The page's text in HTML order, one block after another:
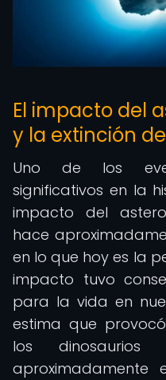
El impacto del
y la extinción
Uno de los
significativos en la
impacto del
hace
en lo que hoy es la
impacto tuvo
para la vida en
estima que
los
aproximadamente